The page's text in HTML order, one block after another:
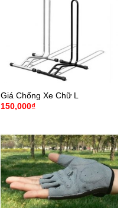
Giá Chống Xe Chữ L
150,000₫